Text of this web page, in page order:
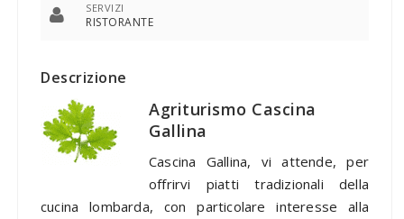
SERVIZI
RISTORANTE
Descrizione
Agriturismo Cascina
Gallina
Cascina Gallina, vi attende, per
offrirvi piatti tradizionali della
cucina lombarda, con particolare interesse alla